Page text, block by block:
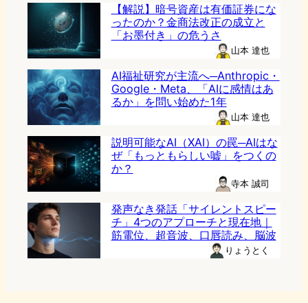
【解説】暗号資産は有価証券にな
ったのか？金商法改正の成立と
「お墨付き」の危うさ
山本 達也
AI福祉研究が主流へ─Anthropic・
Google・Meta、「AIに感情はあ
るか」を問い始めた1年
山本 達也
説明可能なAI（XAI）の罠─AIはな
ぜ「もっともらしい嘘」をつくの
か？
寺本 誠司
発声なき発話「サイレントスピー
チ」4つのアプローチと現在地｜
筋電位、超音波、口唇読み、脳波
りょうとく